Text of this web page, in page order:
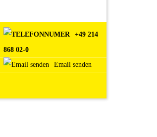
+49 214
868 02-0
Email senden